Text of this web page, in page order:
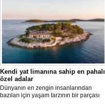
Kendi yat limanına sahip en pahalı
özel adalar
Dünyanın en zengin insanlarından
bazıları için yaşam tarzının bir parçası